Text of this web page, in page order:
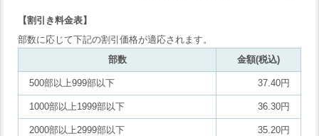
【割引き料金表】
部数に応じて下記の割引価格が適応されます。
部数
金額(税込)
500部以上999部以下 37.40円
1000部以上1999部以下 36.30円
2000部以上2999部以下 35.20円